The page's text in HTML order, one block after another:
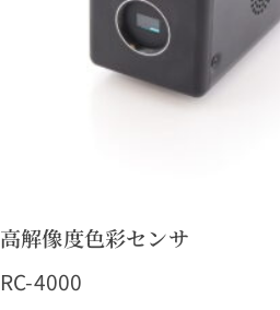
高解像度色彩センサ
RC-4000